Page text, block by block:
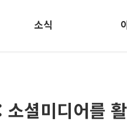
소식
셜미디어를